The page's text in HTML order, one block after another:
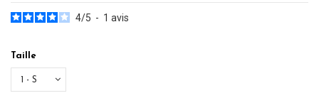
4/5 - 1 avis
Taille